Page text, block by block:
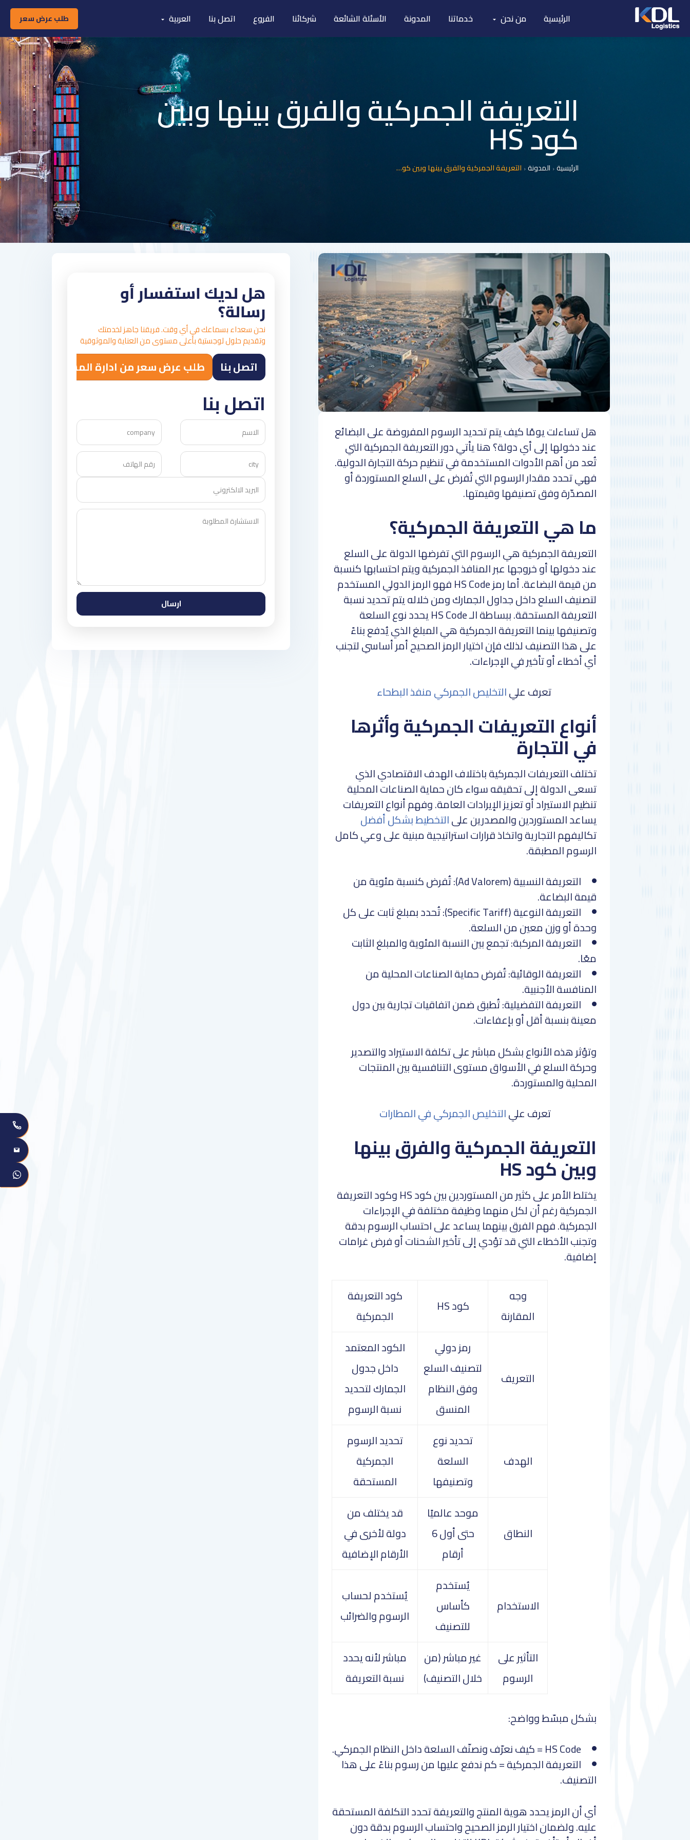
الرئيسية من نحن خدماتنا المدونة الأسئلة الشائعة شركائنا الفروع اتصل بنا العربية طلب عرض سعر
التعريفة الجمركية والفرق بينها وبين
كود HS
الرئيسية المدونة التعريفة الجمركية والفرق بينها وبين كود HS
هل لديك استفسار أو
رسالة؟
نحن سعداء بسماعك في أي وقت. فريقنا جاهز لخدمتك
وتقديم حلول لوجستية بأعلى مستوى من العناية والموثوقية
اتصل بنا طلب عرض سعر من ادارة المستودعات
اتصل بنا
ارسال
هل تساءلت يومًا كيف يتم تحديد الرسوم المفروضة على البضائع
عند دخولها إلى أي دولة؟ هنا يأتي دور التعريفة الجمركية التي
تُعد من أهم الأدوات المستخدمة في تنظيم حركة التجارة الدولية.
فهي تحدد مقدار الرسوم التي تُفرض على السلع المستوردة أو
المصدّرة وفق تصنيفها وقيمتها.
ما هي التعريفة الجمركية؟
التعريفة الجمركية هي الرسوم التي تفرضها الدولة على السلع
عند دخولها أو خروجها عبر المنافذ الجمركية ويتم احتسابها كنسبة
من قيمة البضاعة. أما رمز HS Code فهو الرمز الدولي المستخدم
لتصنيف السلع داخل جداول الجمارك ومن خلاله يتم تحديد نسبة
التعريفة المستحقة. ببساطة الـ HS Code يحدد نوع السلعة
وتصنيفها بينما التعريفة الجمركية هي المبلغ الذي يُدفع بناءً
على هذا التصنيف لذلك فإن اختيار الرمز الصحيح أمر أساسي لتجنب
أي أخطاء أو تأخير في الإجراءات.
تعرف عليالتخليص الجمركي منفذ البطحاء
أنواع التعريفات الجمركية وأثرها
في التجارة
تختلف التعريفات الجمركية باختلاف الهدف الاقتصادي الذي
تسعى الدولة إلى تحقيقه سواء كان حماية الصناعات المحلية
تنظيم الاستيراد أو تعزيز الإيرادات العامة. وفهم أنواع التعريفات
يساعد المستوردين والمصدرين علىالتخطيط بشكل أفضل
تكاليفهم التجارية واتخاذ قرارات استراتيجية مبنية على وعي كامل
الرسوم المطبقة.
التعريفة النسبية (Ad Valorem): تُفرض كنسبة مئوية من
قيمة البضاعة.
التعريفة النوعية (Specific Tariff): تُحدد بمبلغ ثابت على كل
وحدة أو وزن معين من السلعة.
التعريفة المركبة: تجمع بين النسبة المئوية والمبلغ الثابت
معًا.
التعريفة الوقائية: تُفرض حماية الصناعات المحلية من
المنافسة الأجنبية.
التعريفة التفضيلية: تُطبق ضمن اتفاقيات تجارية بين دول
معينة بنسبة أقل أو بإعفاءات.
وتؤثر هذه الأنواع بشكل مباشر على تكلفة الاستيراد والتصدير
وحركة السلع في الأسواق مستوى التنافسية بين المنتجات
المحلية والمستوردة.
تعرف عليالتخليص الجمركي في المطارات
التعريفة الجمركية والفرق بينها
وبين كود HS
يختلط الأمر على كثير من المستوردين بين كود HS وكود التعريفة
الجمركية رغم أن لكل منهما وظيفة مختلفة في الإجراءات
الجمركية. فهم الفرق بينهما يساعد على احتساب الرسوم بدقة
وتجنب الأخطاء التي قد تؤدي إلى تأخير الشحنات أو فرض غرامات
إضافية.
وجه
المقارنة
كود HS
كود التعريفة
الجمركية
التعريف
رمز دولي
لتصنيف السلع
وفق النظام
المنسق
الكود المعتمد
داخل جدول
الجمارك لتحديد
نسبة الرسوم
الهدف
تحديد نوع
السلعة
وتصنيفها
تحديد الرسوم
الجمركية
المستحقة
النطاق
موحد عالميًا
حتى أول 6
أرقام
قد يختلف من
دولة لأخرى في
الأرقام الإضافية
الاستخدام
يُستخدم
كأساس
للتصنيف
يُستخدم لحساب
الرسوم والضرائب
التأثير على
الرسوم
غير مباشر (من
خلال التصنيف)
مباشر لأنه يحدد
نسبة التعريفة
بشكل مبسّط وواضح:
HS Code = كيف نعرّف ونصنّف السلعة داخل النظام الجمركي.
التعريفة الجمركية = كم ندفع عليها من رسوم بناءً على هذا
التصنيف.
أي أن الرمز يحدد هوية المنتج والتعريفة تحدد التكلفة المستحقة
عليه. ولضمان اختيار الرمز الصحيح واحتساب الرسوم بدقة دون